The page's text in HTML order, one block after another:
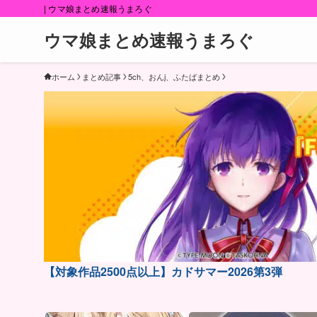
| ウマ娘まとめ速報うまろぐ
ウマ娘まとめ速報うまろぐ
ホーム まとめ記事 5ch、おんj、ふたばまとめ
【対象作品2500点以上】カドサマー2026第3弾